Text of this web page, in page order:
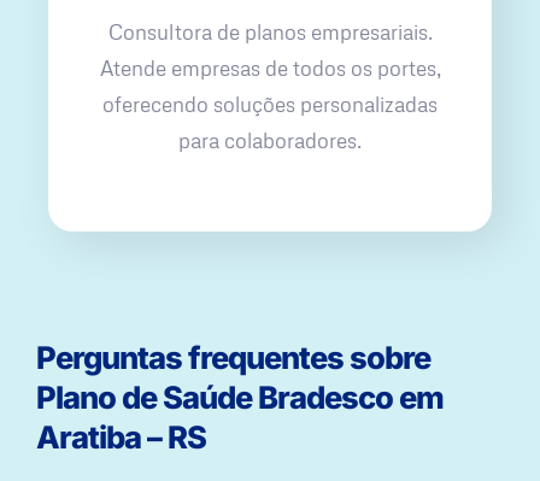
Consultora de planos empresariais.
Atende empresas de todos os portes,
oferecendo soluções personalizadas
para colaboradores.
Perguntas frequentes sobre
Plano de Saúde Bradesco em
Aratiba – RS